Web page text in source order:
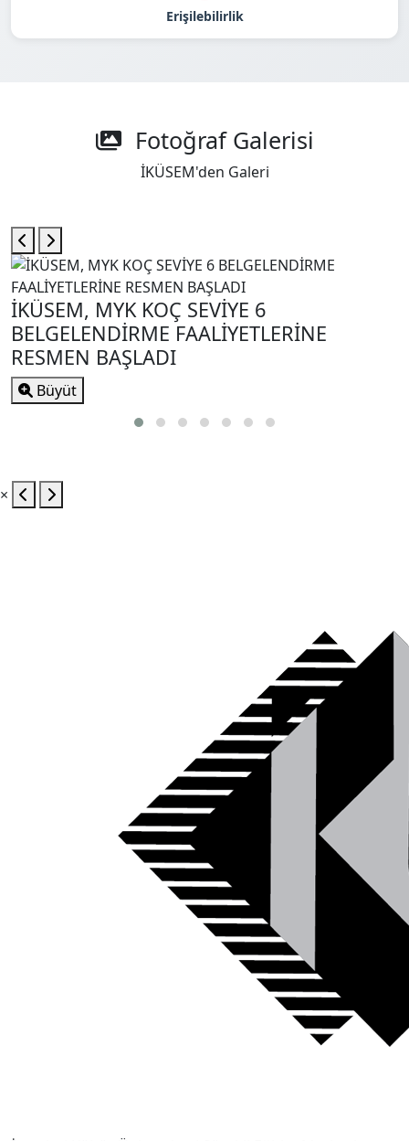
Erişilebilirlik
Fotoğraf Galerisi
İKÜSEM'den Galeri
İKÜSEM, MYK KOÇ SEVİYE 6
BELGELENDİRME FAALİYETLERİNE
RESMEN BAŞLADI
Büyüt
×